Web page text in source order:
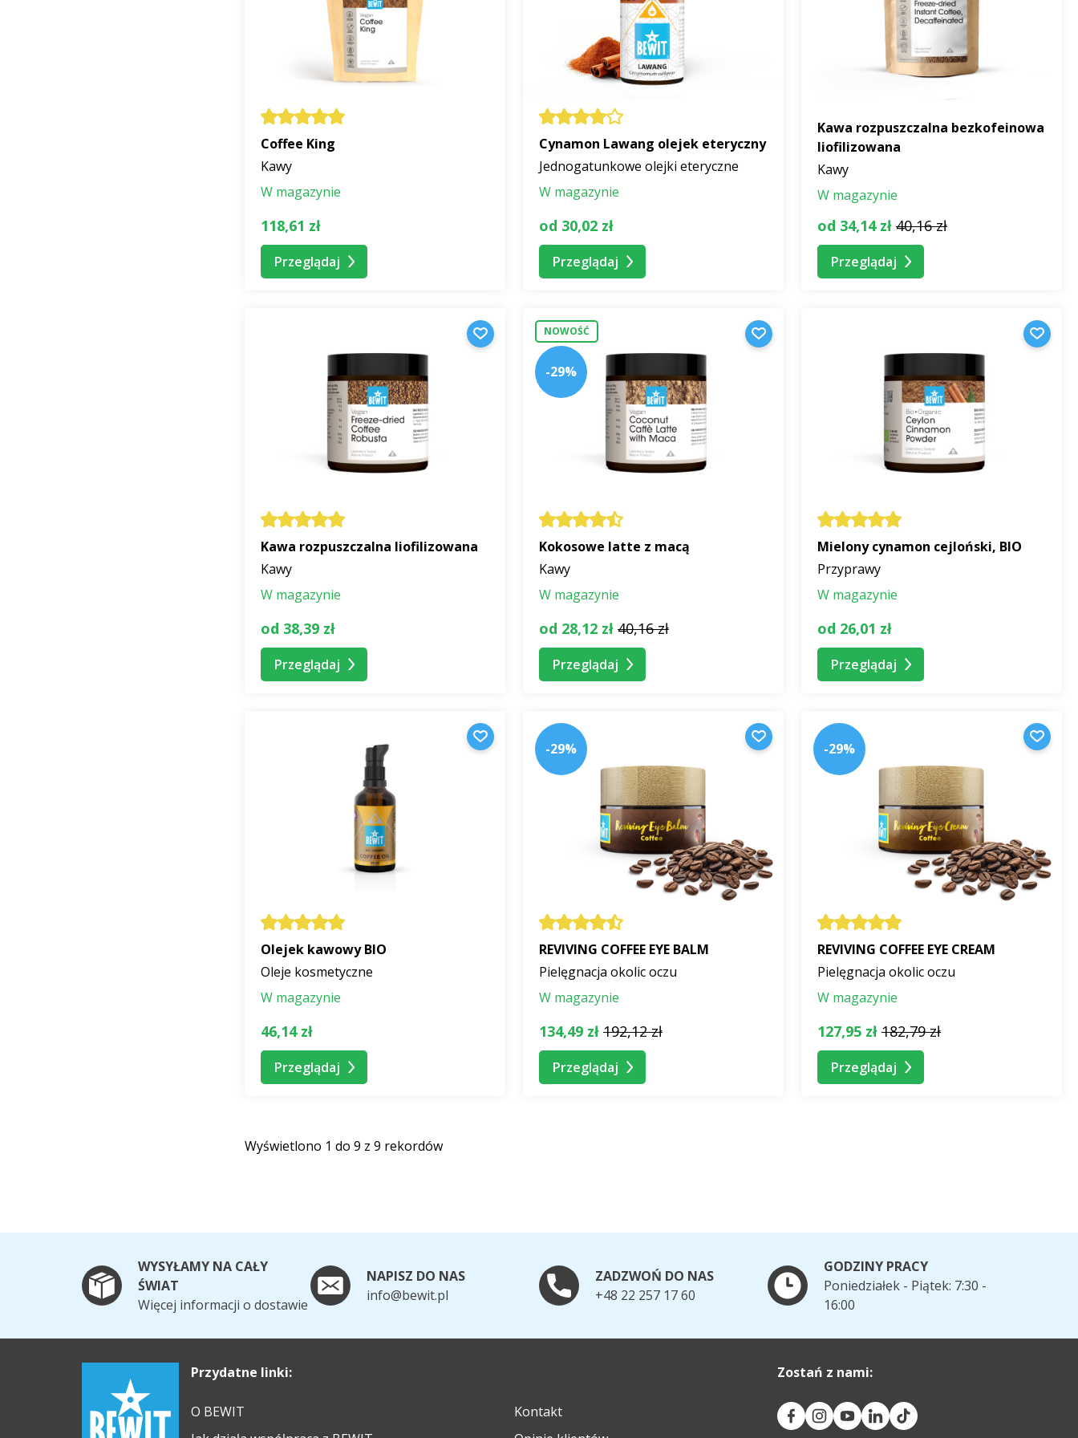
Coffee King
Kawy
W magazynie
118,61 zł
Przeglądaj
Cynamon Lawang olejek eteryczny
Jednogatunkowe olejki eteryczne
W magazynie
od 30,02 zł
Przeglądaj
Kawa rozpuszczalna bezkofeinowa
liofilizowana
Kawy
W magazynie
od 34,14 zł 40,16 zł
Przeglądaj
Kawa rozpuszczalna liofilizowana
Kawy
W magazynie
od 38,39 zł
Przeglądaj
NOWOŚĆ
-29%
Kokosowe latte z macą
Kawy
W magazynie
od 28,12 zł 40,16 zł
Przeglądaj
Mielony cynamon cejloński, BIO
Przyprawy
W magazynie
od 26,01 zł
Przeglądaj
Olejek kawowy BIO
Oleje kosmetyczne
W magazynie
46,14 zł
Przeglądaj
-29%
REVIVING COFFEE EYE BALM
Pielęgnacja okolic oczu
W magazynie
134,49 zł 192,12 zł
Przeglądaj
-29%
REVIVING COFFEE EYE CREAM
Pielęgnacja okolic oczu
W magazynie
127,95 zł 182,79 zł
Przeglądaj
Wyświetlono 1 do 9 z 9 rekordów
WYSYŁAMY NA CAŁY
ŚWIAT
Więcej informacji o dostawie
NAPISZ DO NAS
info@bewit.pl
ZADZWOŃ DO NAS
+48 22 257 17 60
GODZINY PRACY
Poniedziałek - Piątek: 7:30 -
16:00
Przydatne linki:
O BEWIT
Kontakt
Zostań z nami: